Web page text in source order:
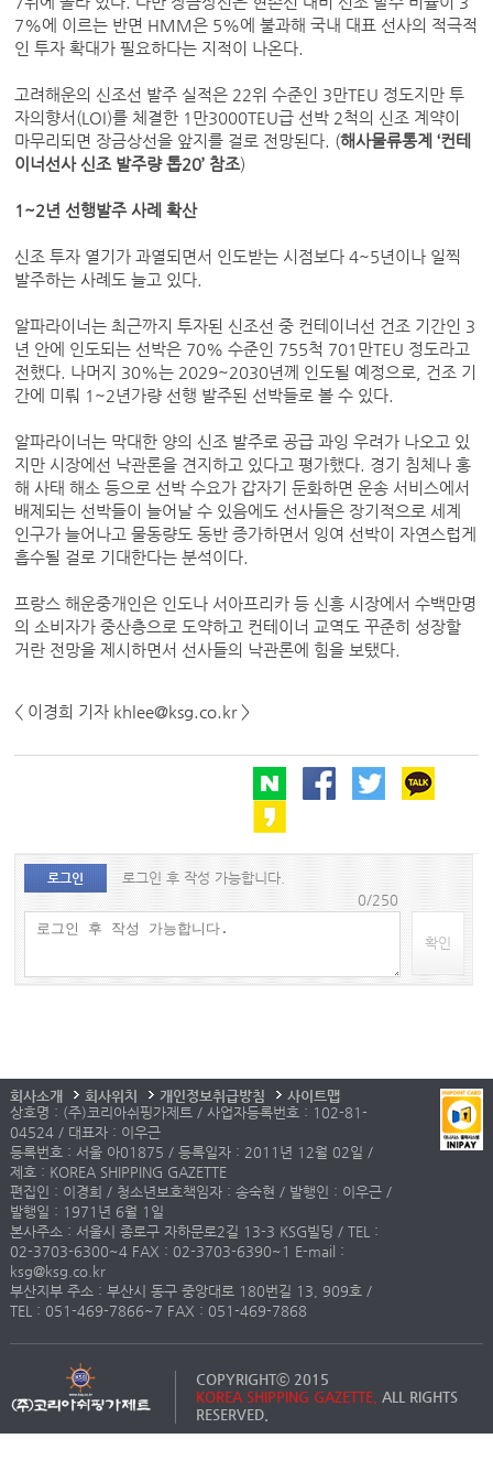
7%에 이르는 반면 HMM은 5%에 불과해 국내 대표 선사의 적극적
인 투자 확대가 필요하다는 지적이 나온다.
고려해운의 신조선 발주 실적은 22위 수준인 3만TEU 정도지만 투
자의향서(LOI)를 체결한 1만3000TEU급 선박 2척의 신조 계약이
마무리되면 장금상선을 앞지를 걸로 전망된다. (해사물류통계 ‘컨테
이너선사 신조 발주량 톱20’ 참조)
1~2년 선행발주 사례 확산
신조 투자 열기가 과열되면서 인도받는 시점보다 4~5년이나 일찍
발주하는 사례도 늘고 있다.
알파라이너는 최근까지 투자된 신조선 중 컨테이너선 건조 기간인 3
년 안에 인도되는 선박은 70% 수준인 755척 701만TEU 정도라고
전했다. 나머지 30%는 2029~2030년께 인도될 예정으로, 건조 기
간에 미뤄 1~2년가량 선행 발주된 선박들로 볼 수 있다.
알파라이너는 막대한 양의 신조 발주로 공급 과잉 우려가 나오고 있
지만 시장에선 낙관론을 견지하고 있다고 평가했다. 경기 침체나 홍
해 사태 해소 등으로 선박 수요가 갑자기 둔화하면 운송 서비스에서
배제되는 선박들이 늘어날 수 있음에도 선사들은 장기적으로 세계
인구가 늘어나고 물동량도 동반 증가하면서 잉여 선박이 자연스럽게
흡수될 걸로 기대한다는 분석이다.
프랑스 해운중개인은 인도나 서아프리카 등 신흥 시장에서 수백만명
의 소비자가 중산층으로 도약하고 컨테이너 교역도 꾸준히 성장할
거란 전망을 제시하면서 선사들의 낙관론에 힘을 보탰다.
< 이경희 기자 khlee@ksg.co.kr >
로그인
로그인 후 작성 가능합니다.
0/250
확인
회사소개 회사위치 개인정보취급방침
사이트맵
상호명 : (주)코리아쉬핑가제트 / 사업자등록번호 : 102-81-
04524 / 대표자 : 이우근
등록번호 : 서울 아01875 / 등록일자 : 2011년 12월 02일 /
제호 : KOREA SHIPPING GAZETTE
편집인 : 이경희 / 청소년보호책임자 : 송숙현 / 발행인 : 이우근 /
발행일 : 1971년 6월 1일
본사주소 : 서울시 종로구 자하문로2길 13-3 KSG빌딩 / TEL :
02-3703-6300~4 FAX : 02-3703-6390~1 E-mail :
ksg@ksg.co.kr
부산지부 주소 : 부산시 동구 중앙대로 180번길 13, 909호 /
TEL : 051-469-7866~7 FAX : 051-469-7868
COPYRIGHTⓒ 2015
KOREA SHIPPING GAZETTE. ALL RIGHTS
RESERVED.